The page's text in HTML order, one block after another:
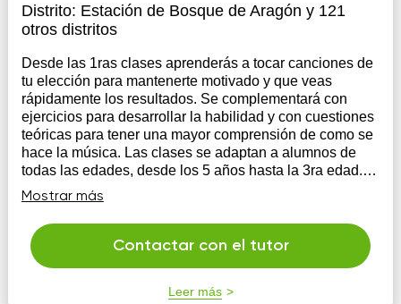
Distrito: Estación de Bosque de Aragón y 121
otros distritos
Desde las 1ras clases aprenderás a tocar canciones de
tu elección para mantenerte motivado y que veas
rápidamente los resultados. Se complementará con
ejercicios para desarrollar la habilidad y con cuestiones
teóricas para tener una mayor comprensión de como se
hace la música. Las clases se adaptan a alumnos de
todas las edades, desde los 5 años hasta la 3ra edad.
Se puede complementar la clase de canto con el
aprendizaje de algún instrumento del gusto del alumno:
guitarra, piano o ukulele.
Mostrar más
Contactar con el tutor
Leer más